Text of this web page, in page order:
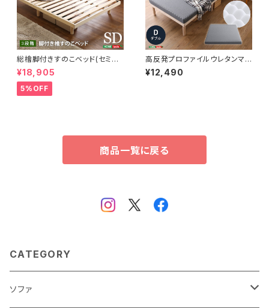
総檜脚付きすのこベッド(セミダ
ブル) 【Pierna-ピエルナ-】 L
HK-02SD
¥18,905
5%OFF
高反発プロファイルウレタンマッ
トレス【Beleza10-ベレーザ・テ
ン-】(ダブル) ORM-10D
¥12,490
商品一覧に戻る
CATEGORY
ソファ